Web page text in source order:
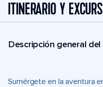
ITINERARIO Y
Descripción general del
Sumérgete en la aventura